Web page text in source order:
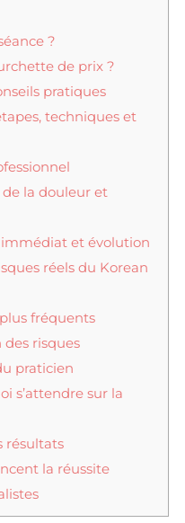
?
de prix ?
pratiques
techniques et
la douleur et
immédiat et évolution
réels du Korean
fréquents
risques
praticien
s’attendre sur la
résultats
la réussite